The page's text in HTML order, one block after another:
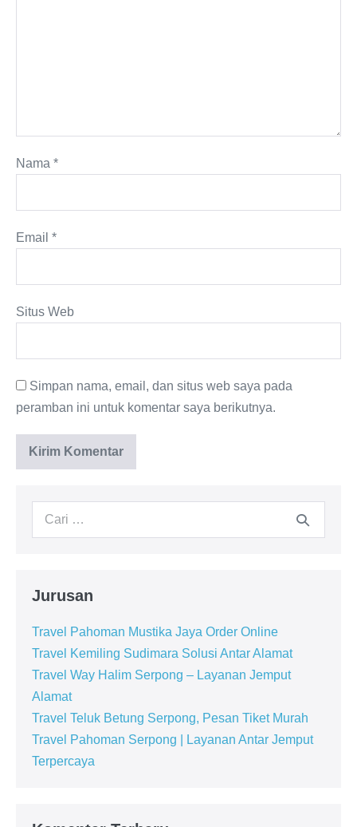
Nama *
Email *
Situs Web
Simpan nama, email, dan situs web saya pada
peramban ini untuk komentar saya berikutnya.
Jurusan
Travel Pahoman Mustika Jaya Order Online
Travel Kemiling Sudimara Solusi Antar Alamat
Travel Way Halim Serpong – Layanan Jemput
Alamat
Travel Teluk Betung Serpong, Pesan Tiket Murah
Travel Pahoman Serpong | Layanan Antar Jemput
Terpercaya